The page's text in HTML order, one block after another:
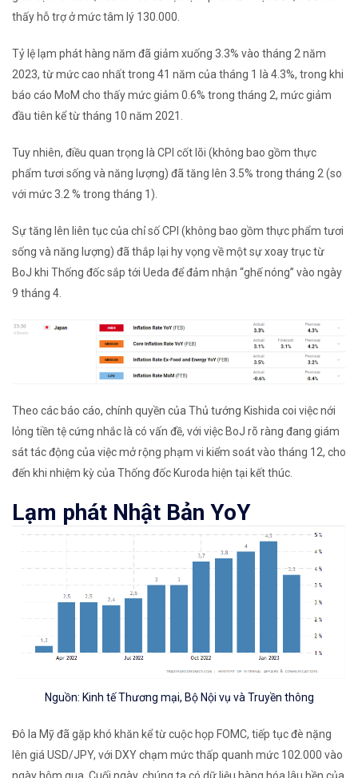
thấy hỗ trợ ở mức tâm lý 130.000.
Tỷ lệ lạm phát hàng năm đã giảm xuống 3.3% vào tháng 2 năm
2023, từ mức cao nhất trong 41 năm của tháng 1 là 4.3%, trong khi
báo cáo MoM cho thấy mức giảm 0.6% trong tháng 2, mức giảm
đầu tiên kể từ tháng 10 năm 2021.
Tuy nhiên, điều quan trọng là CPI cốt lõi (không bao gồm thực
phẩm tươi sống và năng lượng) đã tăng lên 3.5% trong tháng 2 (so
với mức 3.2 % trong tháng 1).
Sự tăng lên liên tục của chỉ số CPI (không bao gồm thực phẩm tươi
sống và năng lượng) đã thắp lại hy vọng về một sự xoay trục từ
BoJ khi Thống đốc sắp tới Ueda để đảm nhận “ghế nóng” vào ngày
9 tháng 4.
Theo các báo cáo, chính quyền của Thủ tướng Kishida coi việc nới
lỏng tiền tệ cứng nhắc là có vấn đề, với việc BoJ rõ ràng đang giám
sát tác động của việc mở rộng phạm vi kiểm soát vào tháng 12, cho
đến khi nhiệm kỳ của Thống đốc Kuroda hiện tại kết thúc.
Lạm phát Nhật Bản YoY
Nguồn: Kinh tế Thương mại, Bộ Nội vụ và Truyền thông
Đô la Mỹ đã gặp khó khăn kể từ cuộc họp FOMC, tiếp tục đè nặng
lên giá USD/JPY, với DXY chạm mức thấp quanh mức 102.000 vào